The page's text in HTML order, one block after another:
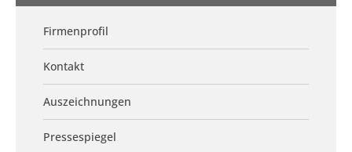
Firmenprofil
Kontakt
Auszeichnungen
Pressespiegel